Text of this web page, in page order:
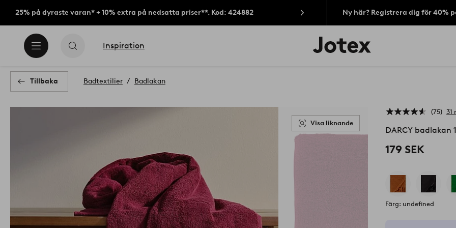
25% på dyraste varan* + 10% extra på nedsatta priser**. Kod: 424882 Ny här? Registrera dig för 40%
Inspiration
Jotex
logotyp
Tillbaka Badtextilier Badlakan
Visa liknande
75 31
DARCY badlakan
179 SEK
Färg: undefined